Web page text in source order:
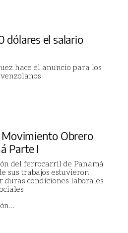
dólares el salario
hace el anuncio para los
Movimiento Obrero
Parte I
del ferrocarril de Panamá
sus trabajos estuvieron
duras condiciones laborales